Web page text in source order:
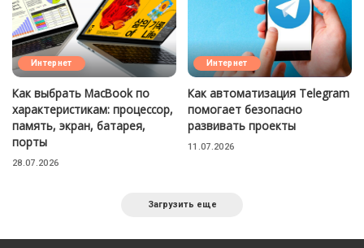
Интернет
Как выбрать MacBook по
характеристикам: процессор,
память, экран, батарея,
порты
28.07.2026
Интернет
Как автоматизация Telegram
помогает безопасно
развивать проекты
11.07.2026
Загрузить еще